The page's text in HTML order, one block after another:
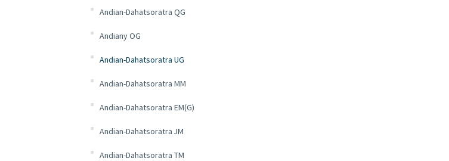
Andian-Dahatsoratra QG
Andiany OG
Andian-Dahatsoratra UG
Andian-Dahatsoratra MM
Andian-Dahatsoratra EM(G)
Andian-Dahatsoratra JM
Andian-Dahatsoratra TM